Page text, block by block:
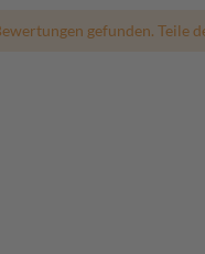
gefunden. Teile